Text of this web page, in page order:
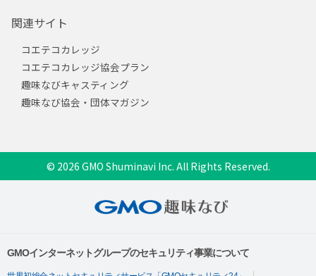
関連サイト
コエテコカレッジ
コエテコカレッジ協会プラン
趣味なびキャスティング
趣味なび協会・団体マガジン
© 2026 GMO Shuminavi Inc. All Rights Reserved.